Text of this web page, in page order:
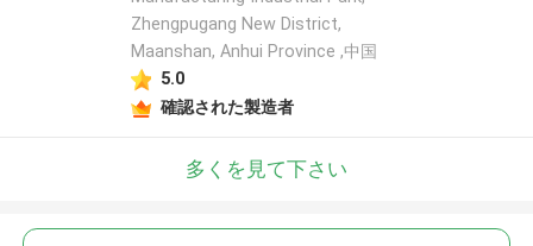
Zhengpugang New District,
Maanshan, Anhui Province ,中国
5.0
確認された製造者
多くを見て下さい